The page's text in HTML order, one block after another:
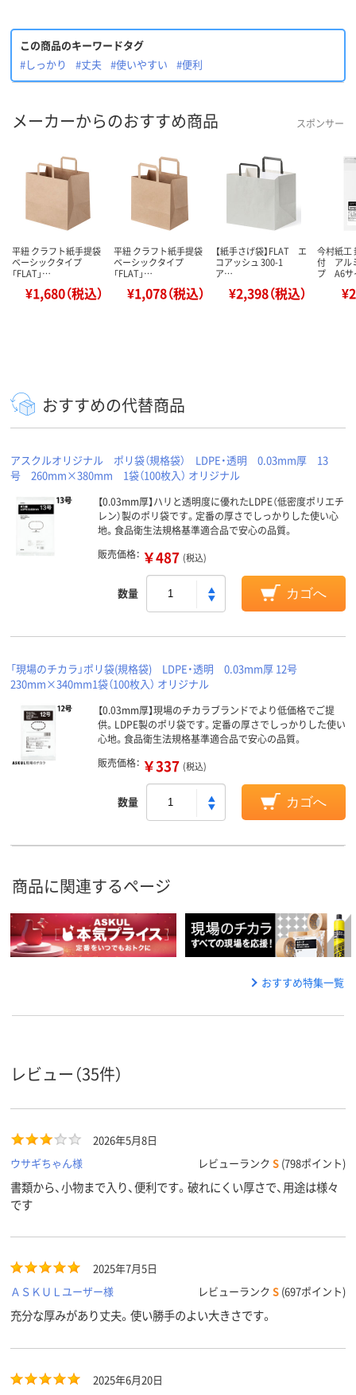
この商品のキーワードタグ
#しっかり
#丈夫 #使いやすい #便利
メーカーからのおすすめ商品 スポンサー
平紐 クラフト紙手提袋
ベーシックタイプ
「FLAT」…
¥1,680（税込）
平紐 クラフト紙手提袋
ベーシックタイプ
「FLAT」…
¥1,078（税込）
【紙手さげ袋】FLAT エ
コアッシュ 300-1
ア…
¥2,398（税込）
今村紙工
付 アル
プ A6
おすすめの代替商品
アスクルオリジナル ポリ袋（規格袋） LDPE・透明 0.03mm厚 13
号 260mm×380mm 1袋（100枚入） オリジナル
【0.03mm厚】ハリと透明度に優れたLDPE（低密度ポリエチ
レン）製のポリ袋です。定番の厚さでしっかりした使い心
地。食品衛生法規格基準適合品で安心の品質。
販売価格： ￥487 (税込)
数量 カゴへ
「現場のチカラ」ポリ袋(規格袋) LDPE・透明 0.03mm厚 12号
230mm×340mm1袋（100枚入） オリジナル
【0.03mm厚】現場のチカラブランドでより低価格でご提
供。LDPE製のポリ袋です。定番の厚さでしっかりした使い
心地。食品衛生法規格基準適合品で安心の品質。
販売価格： ￥337 (税込)
数量 カゴへ
商品に関連するページ
おすすめ特集一覧
レビュー（35件）
2026年5月8日
ウサギちゃん様
レビューランク S (798ポイント)
書類から、小物まで入り、便利です。破れにくい厚さで、用途は様々
です
2025年7月5日
ＡＳＫＵＬユーザー様
レビューランク S (697ポイント)
充分な厚みがあり丈夫。使い勝手のよい大きさです。
2025年6月20日